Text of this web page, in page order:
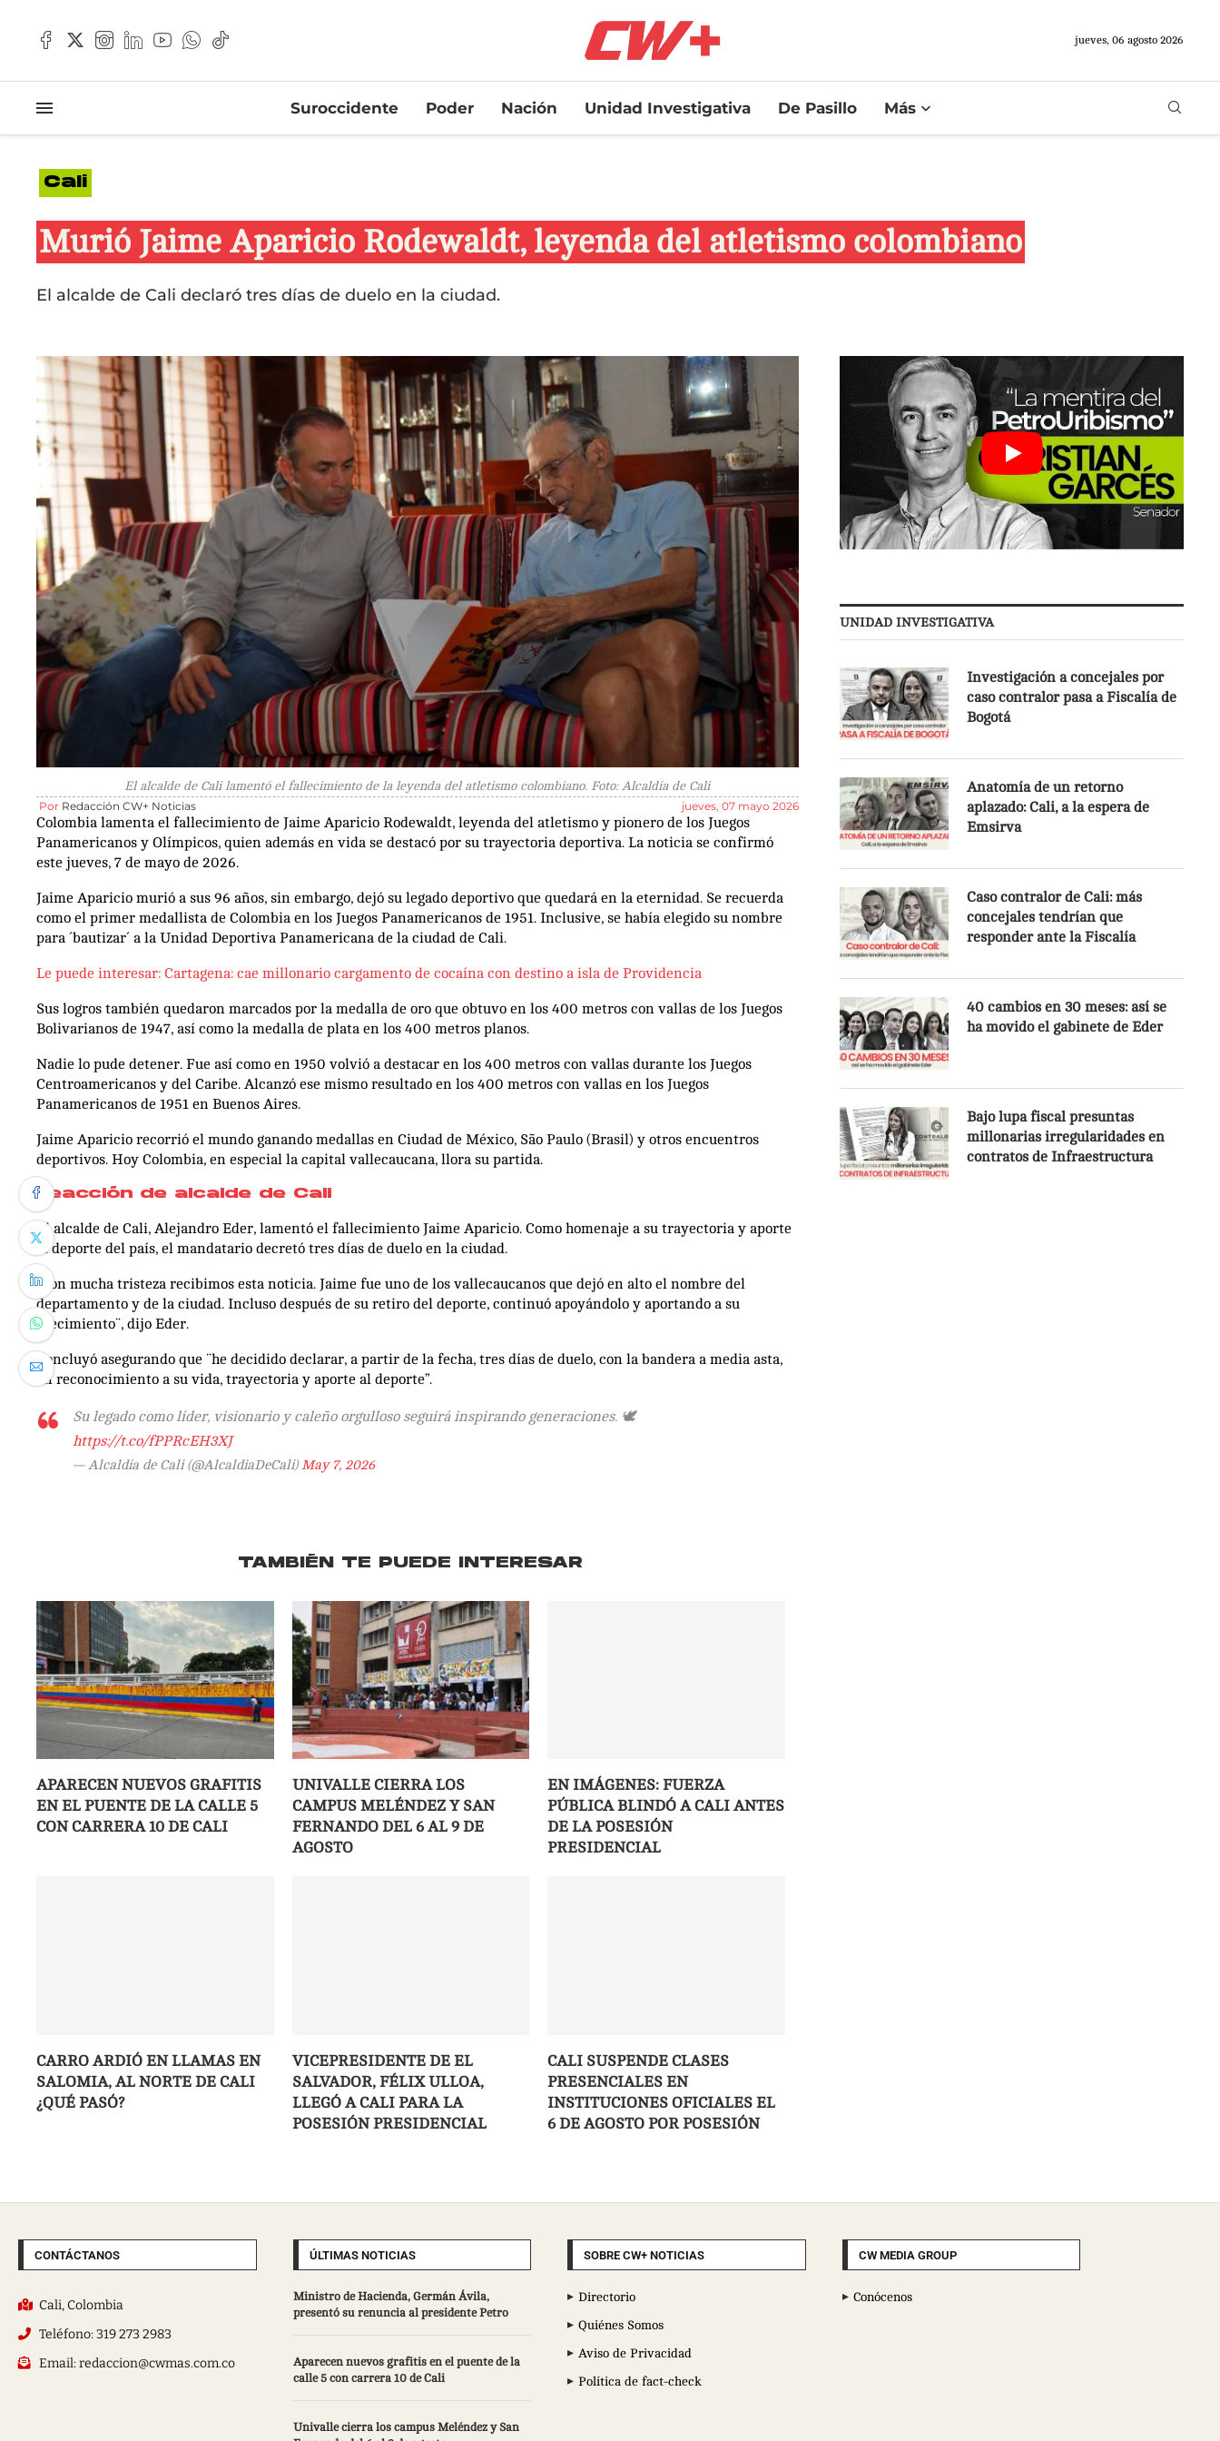
jueves, 06 agosto 2026
Suroccidente Poder Nación Unidad Investigativa De Pasillo Más
Cali
Murió Jaime Aparicio Rodewaldt, leyenda del atletismo colombiano
El alcalde de Cali declaró tres días de duelo en la ciudad.
El alcalde de Cali lamentó el fallecimiento de la leyenda del atletismo colombiano. Foto: Alcaldía de Cali
Por Redacción CW+ Noticias jueves, 07 mayo 2026
Colombia lamenta el fallecimiento de Jaime Aparicio Rodewaldt, leyenda del atletismo y pionero de los Juegos
Panamericanos y Olímpicos, quien además en vida se destacó por su trayectoria deportiva. La noticia se confirmó
este jueves, 7 de mayo de 2026.
Jaime Aparicio murió a sus 96 años, sin embargo, dejó su legado deportivo que quedará en la eternidad. Se recuerda
como el primer medallista de Colombia en los Juegos Panamericanos de 1951. Inclusive, se había elegido su nombre
para ´bautizar´ a la Unidad Deportiva Panamericana de la ciudad de Cali.
Le puede interesar: Cartagena: cae millonario cargamento de cocaína con destino a isla de Providencia
Sus logros también quedaron marcados por la medalla de oro que obtuvo en los 400 metros con vallas de los Juegos
Bolivarianos de 1947, así como la medalla de plata en los 400 metros planos.
Nadie lo pude detener. Fue así como en 1950 volvió a destacar en los 400 metros con vallas durante los Juegos
Centroamericanos y del Caribe. Alcanzó ese mismo resultado en los 400 metros con vallas en los Juegos
Panamericanos de 1951 en Buenos Aires.
Jaime Aparicio recorrió el mundo ganando medallas en Ciudad de México, São Paulo (Brasil) y otros encuentros
deportivos. Hoy Colombia, en especial la capital vallecaucana, llora su partida.
Reacción de alcalde de Cali
El alcalde de Cali, Alejandro Eder, lamentó el fallecimiento Jaime Aparicio. Como homenaje a su trayectoria y aporte
al deporte del país, el mandatario decretó tres días de duelo en la ciudad.
“Con mucha tristeza recibimos esta noticia. Jaime fue uno de los vallecaucanos que dejó en alto el nombre del
departamento y de la ciudad. Incluso después de su retiro del deporte, continuó apoyándolo y aportando a su
crecimiento¨, dijo Eder.
Concluyó asegurando que ¨he decidido declarar, a partir de la fecha, tres días de duelo, con la bandera a media asta,
en reconocimiento a su vida, trayectoria y aporte al deporte”.
Su legado como líder, visionario y caleño orgulloso seguirá inspirando generaciones. 🕊️
https://t.co/fPPRcEH3XJ
— Alcaldía de Cali (@AlcaldiaDeCali)May 7, 2026
TAMBIÉN TE PUEDE INTERESAR
APARECEN NUEVOS GRAFITIS
EN EL PUENTE DE LA CALLE 5
CON CARRERA 10 DE CALI
UNIVALLE CIERRA LOS
CAMPUS MELÉNDEZ Y SAN
FERNANDO DEL 6 AL 9 DE
AGOSTO
EN IMÁGENES: FUERZA
PÚBLICA BLINDÓ A CALI ANTES
DE LA POSESIÓN
PRESIDENCIAL
CARRO ARDIÓ EN LLAMAS EN
SALOMIA, AL NORTE DE CALI
¿QUÉ PASÓ?
VICEPRESIDENTE DE EL
SALVADOR, FÉLIX ULLOA,
LLEGÓ A CALI PARA LA
POSESIÓN PRESIDENCIAL
CALI SUSPENDE CLASES
PRESENCIALES EN
INSTITUCIONES OFICIALES EL
6 DE AGOSTO POR POSESIÓN
UNIDAD INVESTIGATIVA
Investigación a concejales por
caso contralor pasa a Fiscalía de
Bogotá
Anatomía de un retorno
aplazado: Cali, a la espera de
Emsirva
Caso contralor de Cali: más
concejales tendrían que
responder ante la Fiscalía
40 cambios en 30 meses: así se
ha movido el gabinete de Eder
Bajo lupa fiscal presuntas
millonarias irregularidades en
contratos de Infraestructura
CONTÁCTANOS
Cali, Colombia
Teléfono: 319 273 2983
Email: redaccion@cwmas.com.co
ÚLTIMAS NOTICIAS
Ministro de Hacienda, Germán Ávila,
presentó su renuncia al presidente Petro
Aparecen nuevos grafitis en el puente de la
calle 5 con carrera 10 de Cali
Univalle cierra los campus Meléndez y San
SOBRE CW+ NOTICIAS
Directorio
Quiénes Somos
Aviso de Privacidad
Política de fact-check
CW MEDIA GROUP
Conócenos